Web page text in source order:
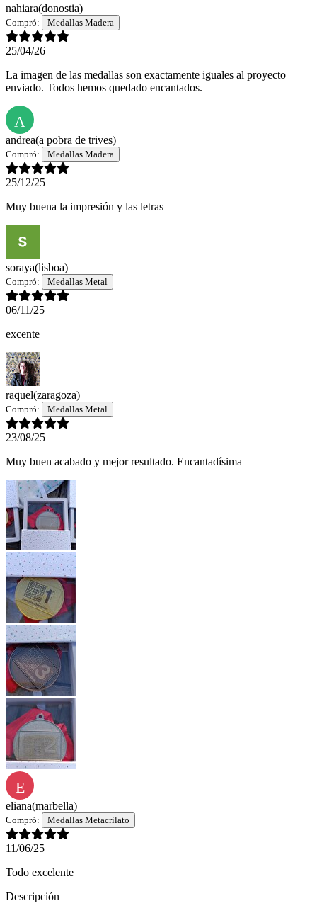
nahiara(donostia)
Compró: Medallas Madera
25/04/26
La imagen de las medallas son exactamente iguales al proyecto
enviado. Todos hemos quedado encantados.
A
andrea(a pobra de trives)
Compró: Medallas Madera
25/12/25
Muy buena la impresión y las letras
soraya(lisboa)
Compró: Medallas Metal
06/11/25
excente
raquel(zaragoza)
Compró: Medallas Metal
23/08/25
Muy buen acabado y mejor resultado. Encantadísima
E
eliana(marbella)
Compró: Medallas Metacrilato
11/06/25
Todo excelente
Descripción